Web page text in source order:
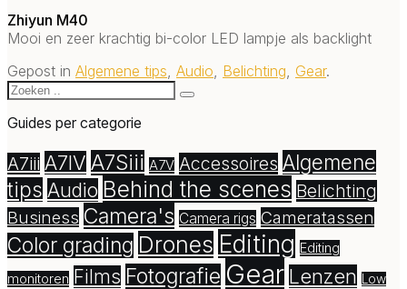
Zhiyun M40
Mooi en zeer krachtig bi-color LED lampje als backlight
Gepost in Algemene tips Audio Belichting Gear.
Guides per categorie
A7iii A7IV A7Siii A7V Accessoires Algemene
tips Audio Behind the scenes Belichting
Business Camera's Camera rigs Cameratassen
Color grading Drones Editing Editing
monitoren Films Fotografie Gear Lenzen
Low